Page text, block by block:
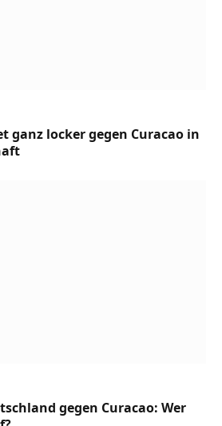
ganz locker gegen Curacao in
gegen Curacao: Wer